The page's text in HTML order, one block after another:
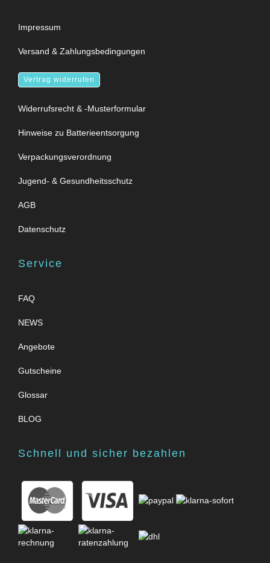
Impressum
Versand & Zahlungsbedingungen
Vertrag widerrufen
Widerrufsrecht & -Musterformular
Hinweise zu Batterieentsorgung
Verpackungsverordnung
Jugend- & Gesundheitsschutz
AGB
Datenschutz
Service
FAQ
NEWS
Angebote
Gutscheine
Glossar
BLOG
Schnell und sicher bezahlen